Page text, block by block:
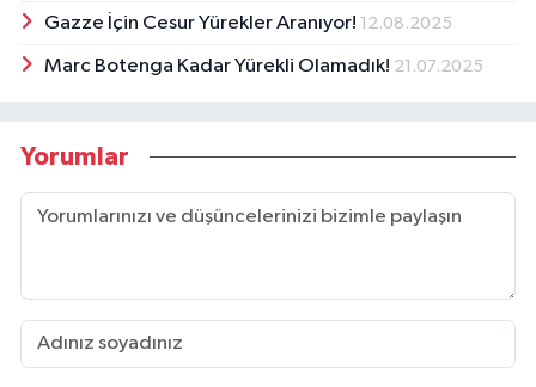
Gazze İçin Cesur Yürekler Aranıyor! 12.08.2025
Marc Botenga Kadar Yürekli Olamadık! 21.07.2025
Yorumlar